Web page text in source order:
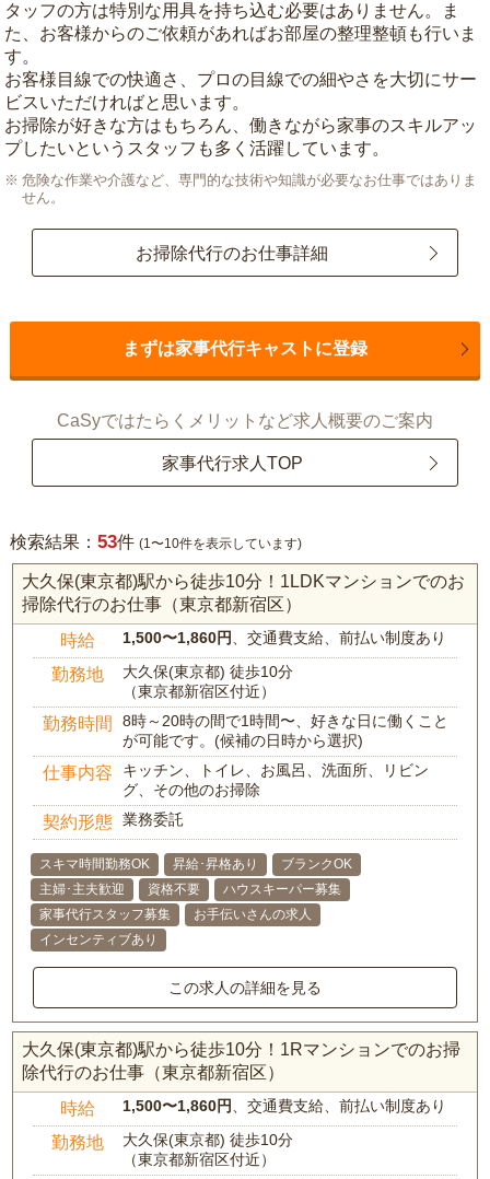
タッフの方は特別な用具を持ち込む必要はありません。ま
た、お客様からのご依頼があればお部屋の整理整頓も行いま
す。
お客様目線での快適さ、プロの目線での細やさを大切にサー
ビスいただければと思います。
お掃除が好きな方はもちろん、働きながら家事のスキルアッ
プしたいというスタッフも多く活躍しています。
危険な作業や介護など、専門的な技術や知識が必要なお仕事ではありま
せん。
お掃除代行のお仕事詳細
まずは家事代行キャストに登録
CaSyではたらくメリットなど求人概要のご案内
家事代行求人TOP
検索結果： 53件 (1〜10件を表示しています)
大久保(東京都)駅から徒歩10分！1LDKマンションでのお
掃除代行のお仕事（東京都新宿区）
時給 1,500〜1,860円、交通費支給、前払い制度あり
勤務地
大久保(東京都) 徒歩10分
（東京都新宿区付近）
勤務時間
8時～20時の間で1時間〜、好きな日に働くこと
が可能です。(候補の日時から選択)
仕事内容
キッチン、トイレ、お風呂、洗面所、リビン
グ、その他のお掃除
契約形態 業務委託
スキマ時間勤務OK 昇給･昇格あり
ブランクOK
主婦･主夫歓迎
資格不要
ハウスキーパー募集
家事代行スタッフ募集
お手伝いさんの求人
インセンティブあり
この求人の詳細を見る
大久保(東京都)駅から徒歩10分！1Rマンションでのお掃
除代行のお仕事（東京都新宿区）
時給 1,500〜1,860円、交通費支給、前払い制度あり
勤務地
大久保(東京都) 徒歩10分
（東京都新宿区付近）